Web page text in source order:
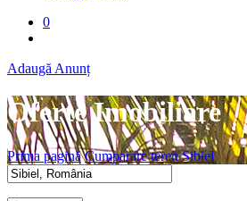
0
Adaugă Anunț
Oferte Imobiliare
Prima pagină Cumparare teren Sibiel